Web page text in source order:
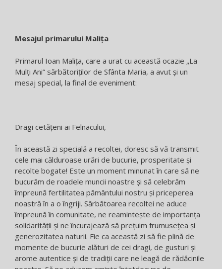
Mesajul primarului Malița
Primarul Ioan Malița, care a urat cu această ocazie „La
Mulți Ani” sărbătoriților de Sfânta Maria, a avut și un
mesaj special, la final de eveniment:
Dragi cetățeni ai Felnacului,
În această zi specială a recoltei, doresc să vă transmit
cele mai călduroase urări de bucurie, prosperitate și
recolte bogate! Este un moment minunat în care să ne
bucurăm de roadele muncii noastre și să celebrăm
împreună fertilitatea pământului nostru și priceperea
noastră în a o îngriji. Sărbătoarea recoltei ne aduce
împreună în comunitate, ne reamintește de importanța
solidarității și ne încurajează să prețuim frumusețea și
generozitatea naturii. Fie ca această zi să fie plină de
momente de bucurie alături de cei dragi, de gusturi și
arome autentice și de tradiții care ne leagă de rădăcinile